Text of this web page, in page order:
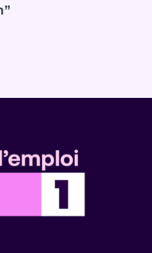
de vitesse ce week-